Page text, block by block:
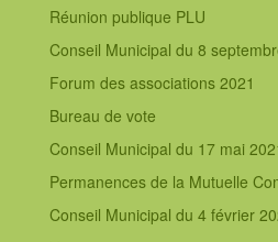
Réunion publique PLU
Conseil Municipal du 8
Forum des associations 2021
Bureau de vote
Conseil Municipal du 17 mai
Permanences de la Mutuelle
Conseil Municipal du 4 février